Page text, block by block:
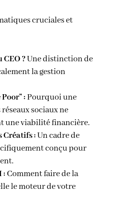
cruciales et
?Une distinction de
la gestion
:Pourquoi une
sociaux ne
une viabilité financière.
Créatifs :Un cadre de
conçu pour
:Comment faire de la
le moteur de votre